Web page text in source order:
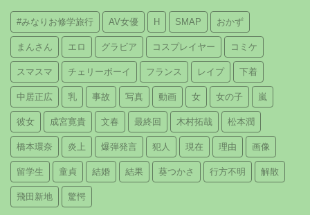
#みなりお修学旅行 AV女優 H SMAP おかず
まんさん エロ グラビア コスプレイヤー コミケ
スマスマ チェリーボーイ フランス レイプ 下着
中居正広 乳 事故 写真 動画 女 女の子 嵐
彼女 成宮寛貴 文春 最終回 木村拓哉 松本潤
橋本環奈 炎上 爆弾発言 犯人 現在 理由 画像
留学生 童貞 結婚 結果 葵つかさ 行方不明 解散
飛田新地 驚愕